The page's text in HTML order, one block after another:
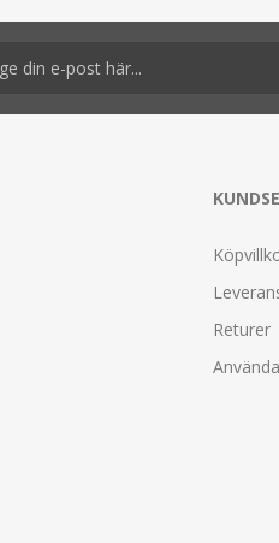
Returer